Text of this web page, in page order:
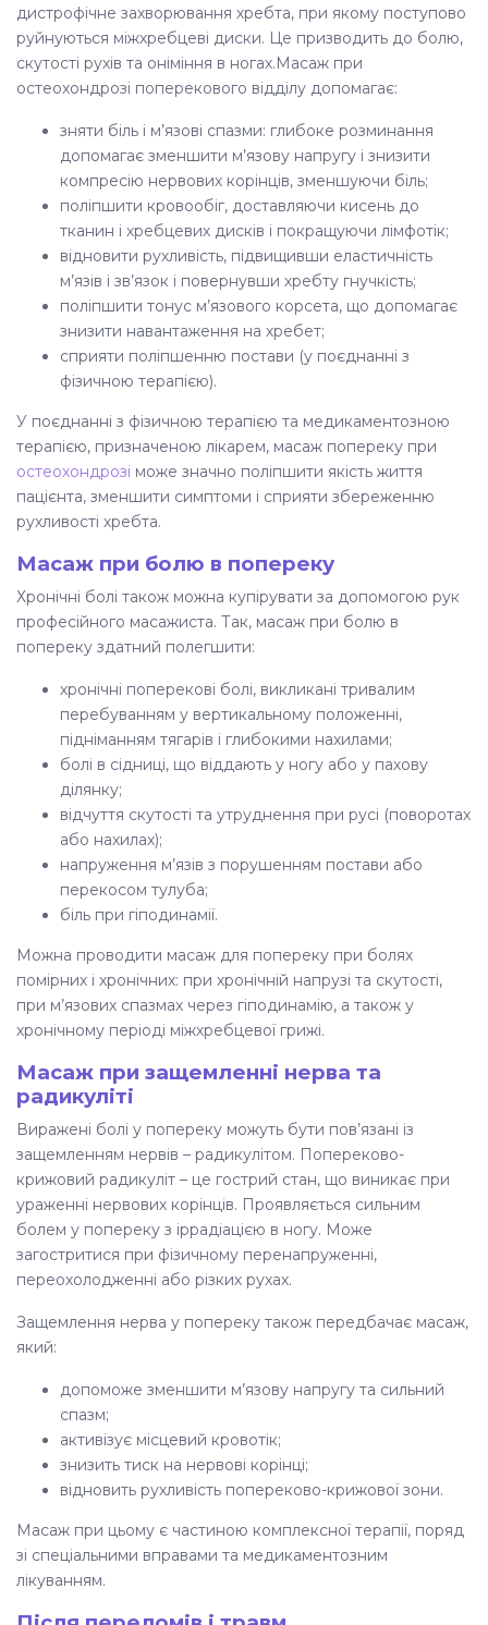
дистрофічне захворювання хребта, при якому поступово
руйнуються міжхребцеві диски. Це призводить до болю,
скутості рухів та оніміння в ногах. Масаж при
остеохондрозі поперекового відділу допомагає:
зняти біль і м’язові спазми: глибоке розминання
допомагає зменшити м’язову напругу і знизити
компресію нервових корінців, зменшуючи біль;
поліпшити кровообіг, доставляючи кисень до
тканин і хребцевих дисків і покращуючи лімфотік;
відновити рухливість, підвищивши еластичність
м’язів і зв’язок і повернувши хребту гнучкість;
поліпшити тонус м’язового корсета, що допомагає
знизити навантаження на хребет;
сприяти поліпшенню постави (у поєднанні з
фізичною терапією).
У поєднанні з фізичною терапією та медикаментозною
терапією, призначеною лікарем, масаж попереку при
остеохондрозі може значно поліпшити якість життя
пацієнта, зменшити симптоми і сприяти збереженню
рухливості хребта.
Масаж при болю в попереку
Хронічні болі також можна купірувати за допомогою рук
професійного масажиста. Так, масаж при болю в
попереку здатний полегшити:
хронічні поперекові болі, викликані тривалим
перебуванням у вертикальному положенні,
підніманням тягарів і глибокими нахилами;
болі в сідниці, що віддають у ногу або у пахову
ділянку;
відчуття скутості та утруднення при русі (поворотах
або нахилах);
напруження м’язів з порушенням постави або
перекосом тулуба;
біль при гіподинамії.
Можна проводити масаж для попереку при болях
помірних і хронічних: при хронічній напрузі та скутості,
при м’язових спазмах через гіподинамію, а також у
хронічному періоді міжхребцевої грижі.
Масаж при защемленні нерва та
радикуліті
Виражені болі у попереку можуть бути пов’язані із
защемленням нервів – радикулітом. Попереково-
крижовий радикуліт – це гострий стан, що виникає при
ураженні нервових корінців. Проявляється сильним
болем у попереку з іррадіацією в ногу. Може
загостритися при фізичному перенапруженні,
переохолодженні або різких рухах.
Защемлення нерва у попереку також передбачає масаж,
який:
допоможе зменшити м’язову напругу та сильний
спазм;
активізує місцевий кровотік;
знизить тиск на нервові корінці;
відновить рухливість попереково-крижової зони.
Масаж при цьому є частиною комплексної терапії, поряд
зі спеціальними вправами та медикаментозним
лікуванням.